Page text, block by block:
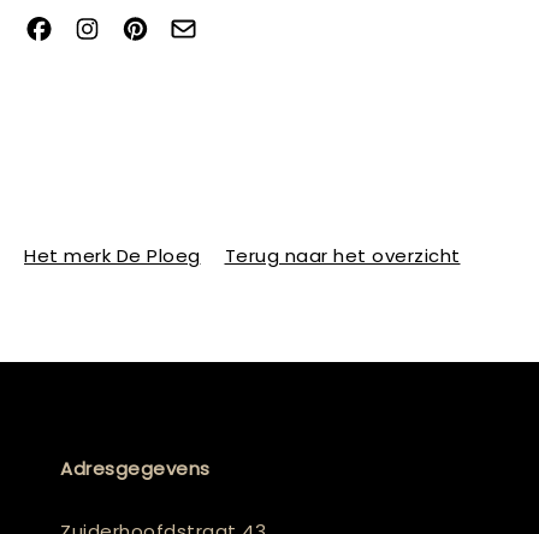
Het merk De Ploeg Terug naar het overzicht
Adresgegevens